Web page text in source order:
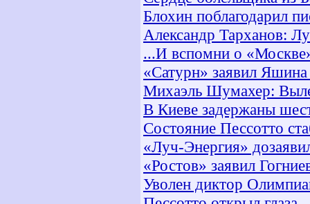
Блохин поблагодарил
Александр Тарханов:
...И вспомни о
«Сатурн» заявил
Михаэль Шумахер:
В Киеве задержаны
Состояние Пессотто
«Луч-Энергия»
«Ростов» заявил
Уволен диктор